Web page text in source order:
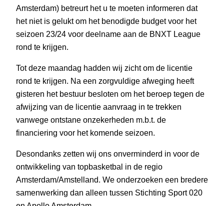
Amsterdam) betreurt het u te moeten informeren dat
het niet is gelukt om het benodigde budget voor het
seizoen 23/24 voor deelname aan de BNXT League
rond te krijgen.
Tot deze maandag hadden wij zicht om de licentie
rond te krijgen. Na een zorgvuldige afweging heeft
gisteren het bestuur besloten om het beroep tegen de
afwijzing van de licentie aanvraag in te trekken
vanwege ontstane onzekerheden m.b.t. de
financiering voor het komende seizoen.
Desondanks zetten wij ons onverminderd in voor de
ontwikkeling van topbasketbal in de regio
Amsterdam/Amstelland. We onderzoeken een bredere
samenwerking dan alleen tussen Stichting Sport 020